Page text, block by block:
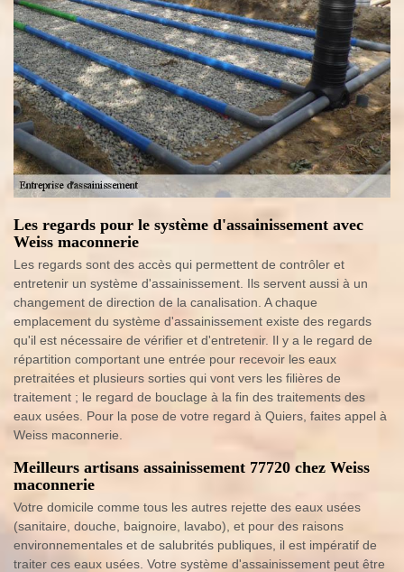
Les regards pour le système d'assainissement avec
Weiss maconnerie
Les regards sont des accès qui permettent de contrôler et
entretenir un système d'assainissement. Ils servent aussi à un
changement de direction de la canalisation. A chaque
emplacement du système d'assainissement existe des regards
qu'il est nécessaire de vérifier et d'entretenir. Il y a le regard de
répartition comportant une entrée pour recevoir les eaux
pretraitées et plusieurs sorties qui vont vers les filières de
traitement ; le regard de bouclage à la fin des traitements des
eaux usées. Pour la pose de votre regard à Quiers, faites appel à
Weiss maconnerie.
Meilleurs artisans assainissement 77720 chez Weiss
maconnerie
Votre domicile comme tous les autres rejette des eaux usées
(sanitaire, douche, baignoire, lavabo), et pour des raisons
environnementales et de salubrités publiques, il est impératif de
traiter ces eaux usées. Votre système d'assainissement peut être